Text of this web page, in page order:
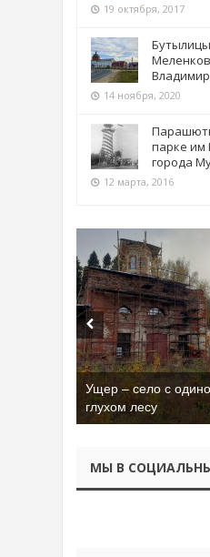
19 октября, 2017
14 ноября, 2020
парке им
города
12 марта, 2016
Ущер – село с
глухом лесу
МЫ В